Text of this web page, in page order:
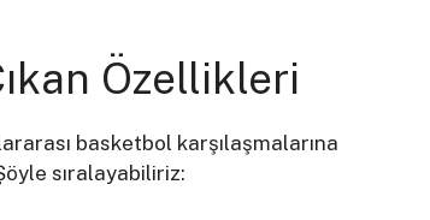
Özellikleri
basketbol karşılaşmalarına
sıralayabiliriz: